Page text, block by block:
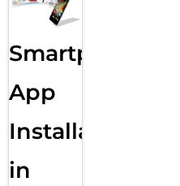
Smartphone
App
Installation
in